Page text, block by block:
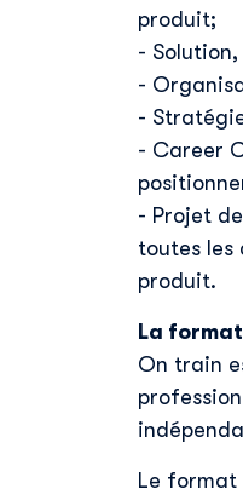
produit;
-
-
-
- Career
- Projet
toutes les
produit.
La
On train
Le format